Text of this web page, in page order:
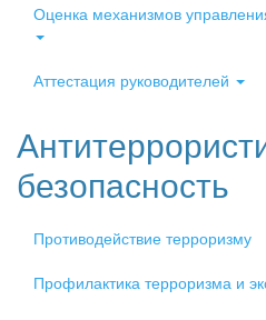
Оценка механизмов
Аттестация руководителей
безопасность
Противодействие терроризму
Профилактика терроризма и